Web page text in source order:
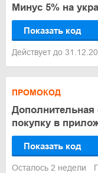
Минус 5% на
Показать код
Действует до
ПРОМОКОД
Дополнительная
покупку в
Показать код
Осталось 2 недели